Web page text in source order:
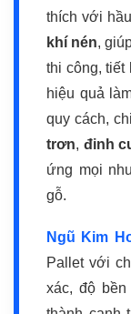
thích với
khí nén,
thi công, tiết
hiệu quả
quy cách,
trơn, đinh
ứng mọi
gỗ.
Ngũ Kim
Pallet với
xác, độ